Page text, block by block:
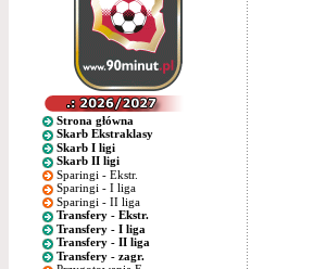
Strona główna
Skarb Ekstraklasy
Skarb I ligi
Skarb II ligi
Sparingi - Ekstr.
Sparingi - I liga
Sparingi - II liga
Transfery - Ekstr.
Transfery - I liga
Transfery - II liga
Transfery - zagr.